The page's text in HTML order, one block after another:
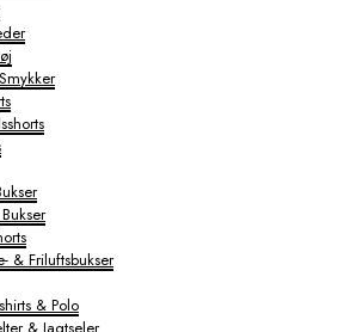
& Friluftsbukser
& Polo